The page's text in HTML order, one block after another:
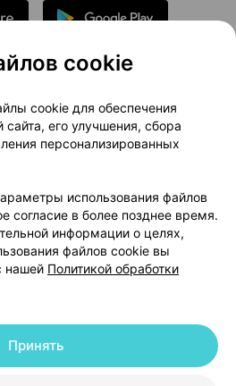
Новости проекта
Медицинский маркетинг
договор
Доставка
Вакансии
Партнеры
руководителю 103.by
в поддержку
настройки Cookie
| 220012, Республика Беларусь,
cookie
cookie для обеспечения
сайта, его улучшения, сбора
персонализированных
использования файлов
согласие в более позднее время.
информации о целях,
файлов cookie вы
нашей Политикой обработки
Принять